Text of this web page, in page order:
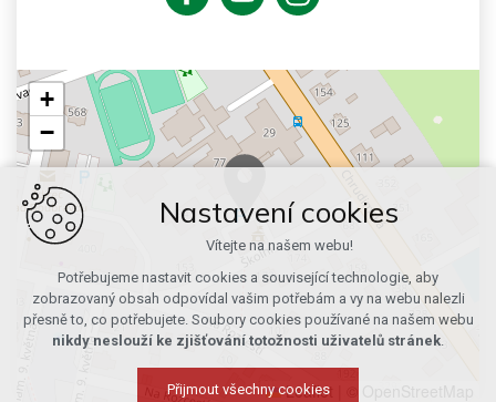
+
−
Leaflet
Nastavení cookies
Vítejte na našem webu!
Potřebujeme nastavit cookies a související technologie, aby
zobrazovaný obsah odpovídal vašim potřebám a vy na webu nalezli
přesně to, co potřebujete. Soubory cookies používané na našem webu
nikdy neslouží ke zjišťování totožnosti uživatelů stránek.
Přijmout všechny cookies